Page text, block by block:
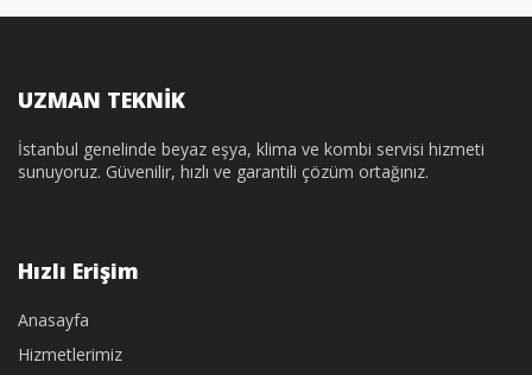
UZMAN TEKNİK
İstanbul genelinde beyaz eşya, klima ve kombi servisi hizmeti
sunuyoruz. Güvenilir, hızlı ve garantili çözüm ortağınız.
Hızlı Erişim
Anasayfa
Hizmetlerimiz